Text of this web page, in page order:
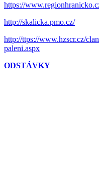
https://
http://skalicka.pmo.cz/
http://ttps://www.hzscr.cz/
paleni.aspx
ODSTÁVKY